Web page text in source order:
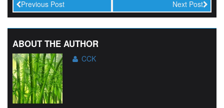
Previous Post Next Post
ABOUT THE AUTHOR
CCK